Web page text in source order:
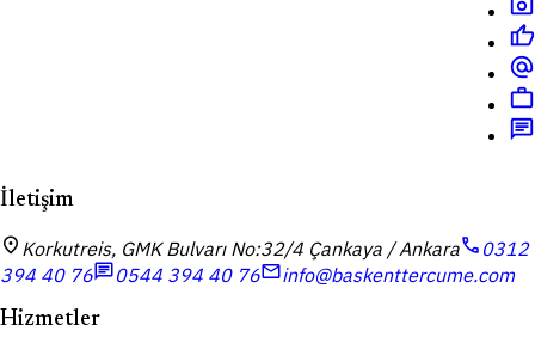
thumb_up
alternate_email
work
chat
İletişim
location_on Korkutreis, GMK Bulvarı No:32/4 Çankaya / Ankaracall 0312
394 40 76chat0544 394 40 76mailinfo@baskenttercume.com
Hizmetler